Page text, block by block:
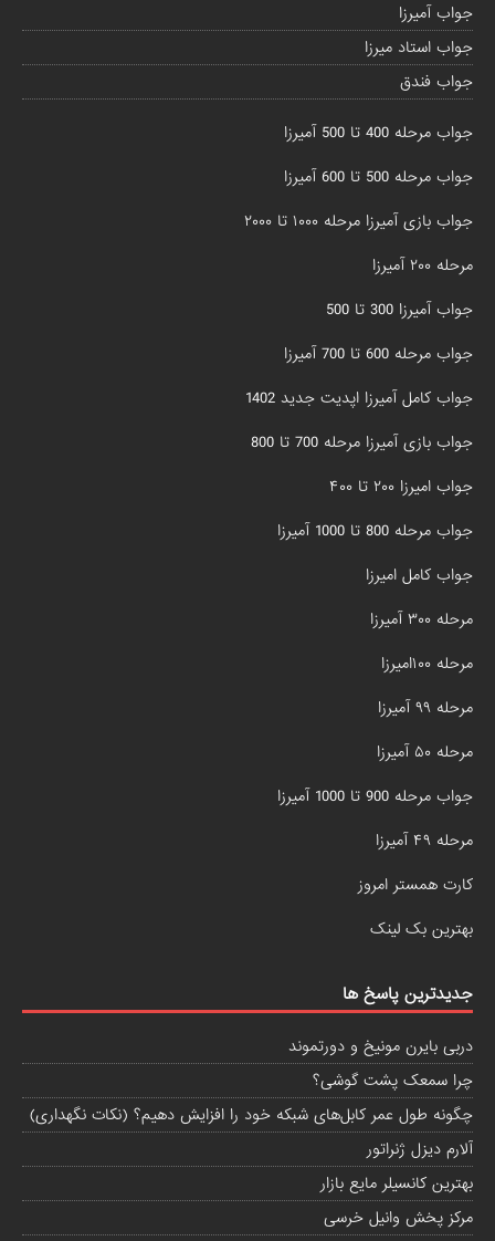
جواب آمیرزا
جواب استاد میرزا
جواب فندق
جواب مرحله 400 تا 500 آمیرزا
جواب مرحله 500 تا 600 آمیرزا
جواب بازی آمیرزا مرحله ۱۰۰۰ تا ۲۰۰۰
مرحله ۲۰۰ آمیرزا
جواب آمیرزا 300 تا 500
جواب مرحله 600 تا 700 آمیرزا
جواب کامل آمیرزا اپدیت جدید 1402
جواب بازی آمیرزا مرحله 700 تا 800
جواب امیرزا ۲۰۰ تا ۴۰۰
جواب مرحله 800 تا 1000 آمیرزا
جواب کامل امیرزا
مرحله ۳۰۰ آمیرزا
مرحله ۱۰۰امیرزا
مرحله ۹۹ آمیرزا
مرحله ۵۰ آمیرزا
جواب مرحله 900 تا 1000 آمیرزا
مرحله ۴۹ آمیرزا
کارت همستر امروز
بهترین بک لینک
جدیدترین پاسخ ها
دربی بایرن مونیخ و دورتموند
چرا سمعک پشت گوشی؟
چگونه طول عمر کابل‌های شبکه خود را افزایش دهیم؟ (نکات نگهداری)
آلارم دیزل ژنراتور
بهترین کانسیلر مایع بازار
مرکز پخش وانیل خرسی